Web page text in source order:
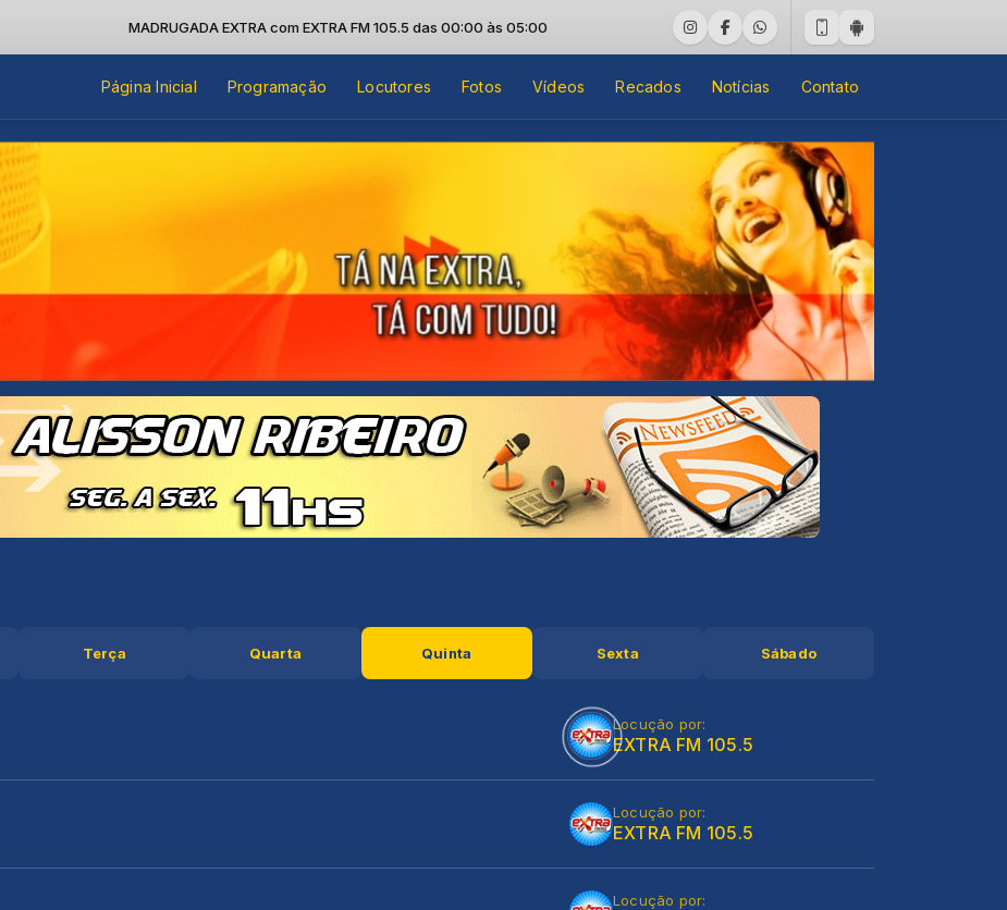
MADRUGADA EXTRA com EXTRA FM 105.5 das 00:00 às 05:00
Página Inicial Programação Locutores Fotos Vídeos Recados Notícias Contato
Terça Quarta Quinta Sexta Sábado
Locução por:
EXTRA FM 105.5
Locução por:
EXTRA FM 105.5
Locução por: